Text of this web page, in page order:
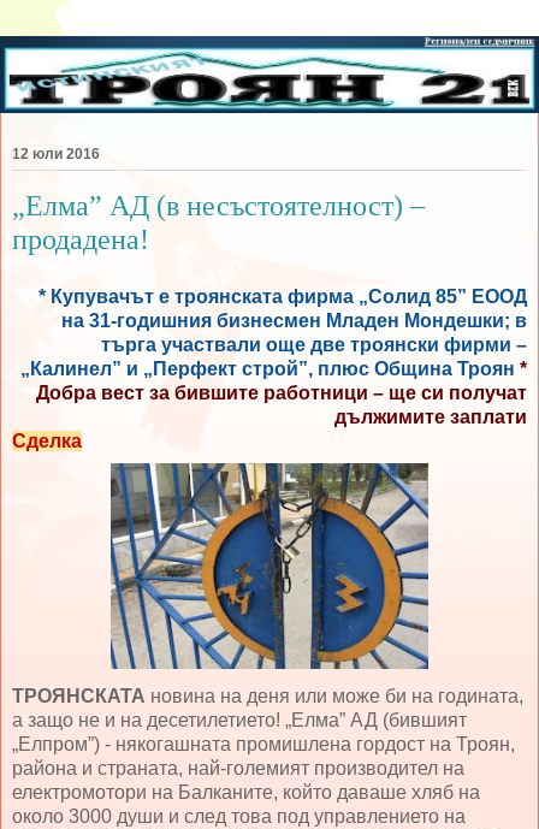
12 юли 2016
„Елма” АД (в несъстоятелност) –
продадена!
* Купувачът е троянската фирма „Солид 85” ЕООД
на 31-годишния бизнесмен Младен Мондешки; в
търга участвали още две троянски фирми –
„Калинел” и „Перфект строй”, плюс Община Троян *
Добра вест за бившите работници – ще си получат
дължимите заплати
Сделка
ТРОЯНСКАТА новина на деня или може би на годината,
а защо не и на десетилетието! „Елма” АД (бившият
„Елпром”) - някогашната промишлена гордост на Троян,
района и страната, най-големият производител на
електромотори на Балканите, който даваше хляб на
около 3000 души и след това под управлението на